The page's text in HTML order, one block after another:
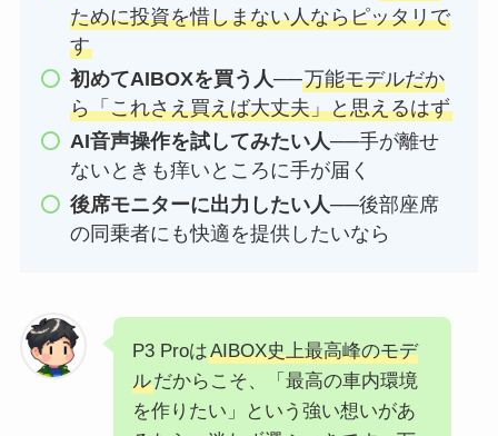
ために投資を惜しまない人ならピッタリで
す
初めてAIBOXを買う人──万能モデルだか
ら「これさえ買えば大丈夫」と思えるはず
AI音声操作を試してみたい人──手が離せ
ないときも痒いところに手が届く
後席モニターに出力したい人──後部座席
の同乗者にも快適を提供したいなら
P3 ProはAIBOX史上最高峰のモデ
ルだからこそ、「最高の車内環境
を作りたい」という強い想いがあ